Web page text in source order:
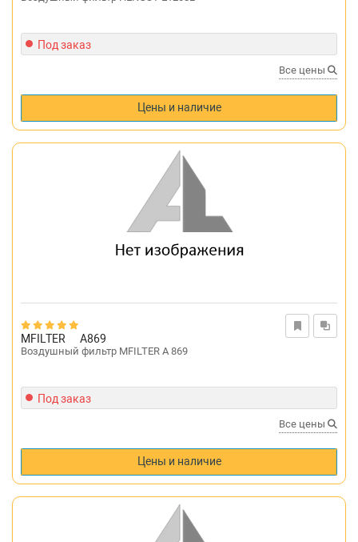
Под заказ
Все цены
Цены и наличие
MFILTER A869
Воздушный фильтр MFILTER A 869
Под заказ
Все цены
Цены и наличие